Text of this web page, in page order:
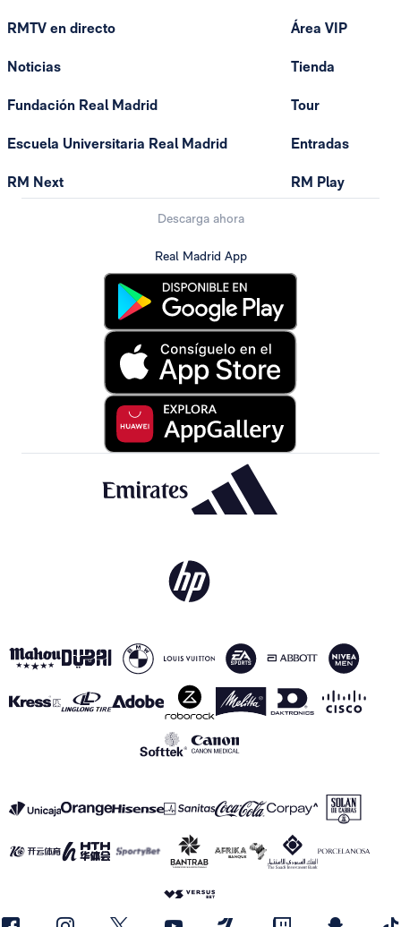
RMTV en directo
Noticias
Fundación Real Madrid
Escuela Universitaria Real Madrid
RM Next
Área VIP
Tienda
Tour
Entradas
RM Play
Descarga ahora
Real Madrid App